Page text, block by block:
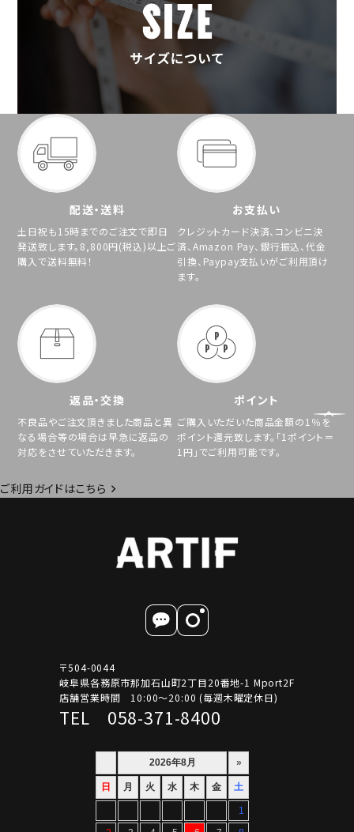
配送・送料
土日祝も15時までのご注文で即日
発送致します。8,800円(税込)以上ご
購入で送料無料！
お支払い
クレジットカード決済、コンビニ決
済、Amazon Pay、銀行振込、代金
引換、Paypay支払いがご利用頂け
ます。
返品・交換
不良品やご注文頂きました商品と異
なる場合等の場合は早急に返品の
対応をさせていただきます。
ポイント
ご購入いただいた商品金額の1％を
ポイント還元致します。「1ポイント＝
1円」でご利用可能です。
ご利用ガイドはこちら
〒504-0044
岐阜県各務原市那加石山町2丁目20番地-1 Mport2F
店舗営業時間 10:00～20:00 (毎週木曜定休日)
TEL 058-371-8400